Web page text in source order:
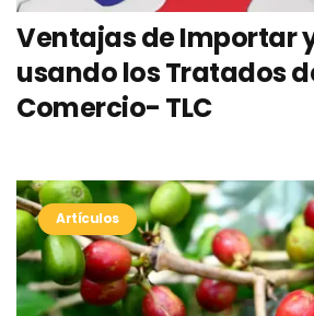
Ventajas de Importar
usando los Tratados
Comercio- TLC
Artículos